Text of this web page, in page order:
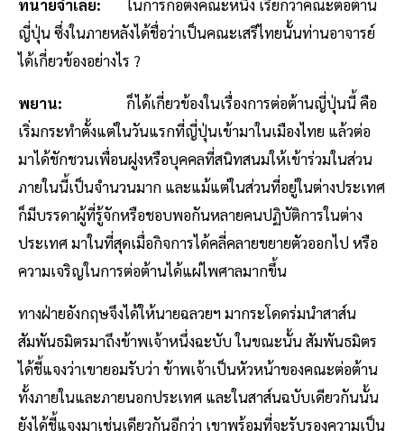
ทนายจำเลย:
ในการก่อตั้งคณะหนึ่ง เรียกว่าคณะต่อต้าน
ญี่ปุ่น ซึ่งในภายหลังได้ชื่อว่าเป็นคณะเสรีไทยนั้นท่านอาจารย์
ได้เกี่ยวข้องอย่างไร ?
พยาน:
ก็ได้เกี่ยวข้องในเรื่องการต่อต้านญี่ปุ่นนี้ คือ
เริ่มกระทำตั้งแต่ในวันแรกที่ญี่ปุ่นเข้ามาในเมืองไทย แล้วต่อ
มาได้ชักชวนเพื่อนฝูงหรือบุคคลที่สนิทสนมให้เข้าร่วมในส่วน
ภายในนี้เป็นจำนวนมาก และแม้แต่ในส่วนที่อยู่ในต่างประเทศ
ก็มีบรรดาผู้ที่รู้จักหรือชอบพอกันหลายคนปฏิบัติการในต่าง
ประเทศ มาในที่สุดเมื่อกิจการได้คลี่คลายขยายตัวออกไป หรือ
ความเจริญในการต่อต้านได้แผ่ไพศาลมากขึ้น
ทางฝ่ายอังกฤษจึงได้ให้นายฉลวยฯ มากระโดดร่มนำสาส์น
สัมพันธมิตรมาถึงข้าพเจ้าหนึ่งฉะบับ ในขณะนั้น สัมพันธมิตร
ได้ชี้แจงว่าเขายอมรับว่า ข้าพเจ้าเป็นหัวหน้าของคณะต่อต้าน
ทั้งภายในและภายนอกประเทศ และในสาส์นฉบับเดียวกันนั้น
ยังได้ชี้แจงมาเช่นเดียวกันอีกว่า เขาพร้อมที่จะรับรองความเป็น